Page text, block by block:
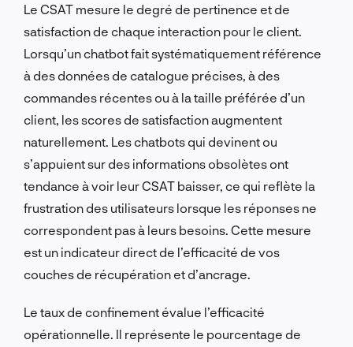
Le CSAT mesure le degré de pertinence et de
satisfaction de chaque interaction pour le client.
Lorsqu’un chatbot fait systématiquement référence
à des données de catalogue précises, à des
commandes récentes ou à la taille préférée d’un
client, les scores de satisfaction augmentent
naturellement. Les chatbots qui devinent ou
s’appuient sur des informations obsolètes ont
tendance à voir leur CSAT baisser, ce qui reflète la
frustration des utilisateurs lorsque les réponses ne
correspondent pas à leurs besoins. Cette mesure
est un indicateur direct de l’efficacité de vos
couches de récupération et d’ancrage.
Le taux de confinement évalue l’efficacité
opérationnelle. Il représente le pourcentage de